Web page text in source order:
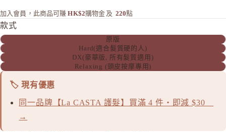
加入會員，此商品可賺 HK$2購物金 及 220點
款式
原版
Hard(適合髮質硬的人)
DX(豪華版, 所有髮質適用)
Relaxing (頭皮按摩專用)
🏷️ 現有優惠
同一品牌【La CASTA 護髮】買滿 4 件・即減 $30
→